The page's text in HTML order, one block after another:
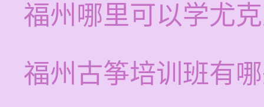
福州哪里可以学尤
福州古筝培训班有